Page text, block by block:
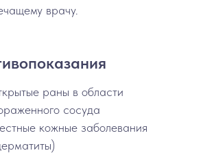
врачу.
раны в области
сосуда
кожные заболевания